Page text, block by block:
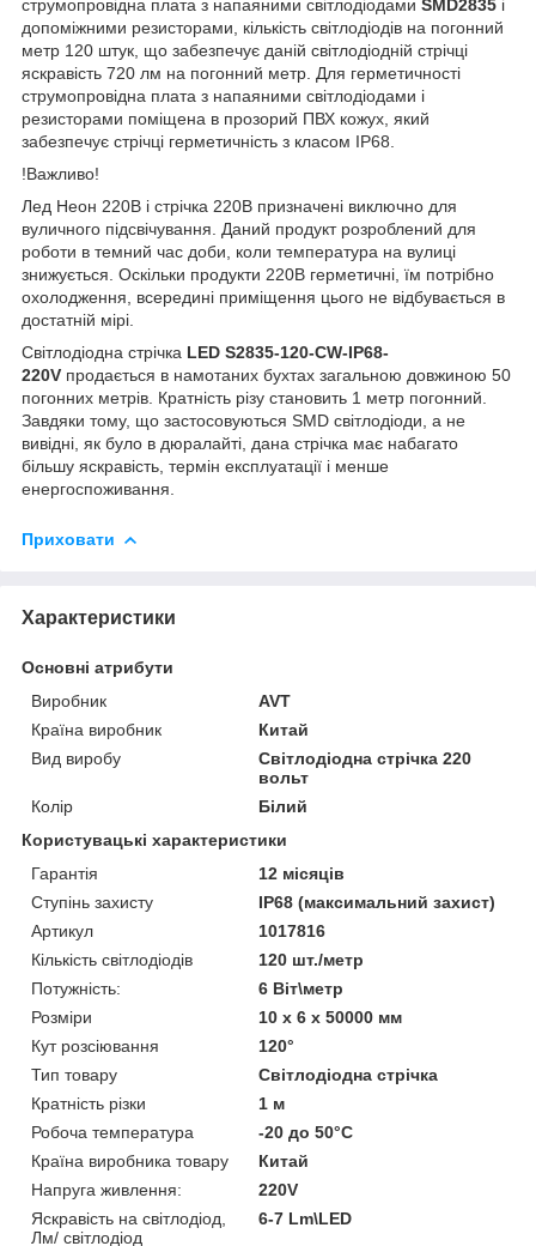
струмопровідна плата з напаяними світлодіодами SMD2835 і
допоміжними резисторами, кількість світлодіодів на погонний
метр 120 штук, що забезпечує даній світлодіодній стрічці
яскравість 720 лм на погонний метр. Для герметичності
струмопровідна плата з напаяними світлодіодами і
резисторами поміщена в прозорий ПВХ кожух, який
забезпечує стрічці герметичність з класом IP68.
!Важливо!
Лед Неон 220В і стрічка 220В призначені виключно для
вуличного підсвічування. Даний продукт розроблений для
роботи в темний час доби, коли температура на вулиці
знижується. Оскільки продукти 220В герметичні, їм потрібно
охолодження, всередині приміщення цього не відбувається в
достатній мірі.
Світлодіодна стрічка LED S2835-120-CW-IP68-
220V продається в намотаних бухтах загальною довжиною 50
погонних метрів. Кратність різу становить 1 метр погонний.
Завдяки тому, що застосовуються SMD світлодіоди, а не
вивідні, як було в дюралайті, дана стрічка має набагато
більшу яскравість, термін експлуатації і менше
енергоспоживання.
Приховати
Характеристики
Основні атрибути
Виробник
AVT
Країна виробник
Китай
Вид виробу
Світлодіодна стрічка 220
вольт
Колір
Білий
Користувацькі характеристики
Гарантія
12 місяців
Ступінь захисту
IP68 (максимальний захист)
Артикул
1017816
Кількість світлодіодів
120 шт./метр
Потужність:
6 Віт\метр
Розміри
10 х 6 х 50000 мм
Кут розсіювання
120°
Тип товару
Світлодіодна стрічка
Кратність різки
1 м
Робоча температура
-20 до 50°С
Країна виробника товару
Китай
Напруга живлення:
220V
Яскравість на світлодіод,
Лм/ світлодіод
6-7 Lm\LED